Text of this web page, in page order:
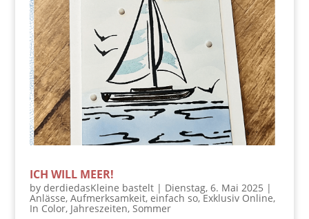
ICH WILL MEER!
by derdiedasKleine bastelt| Dienstag, 6. Mai 2025 |
Anlässe, Aufmerksamkeit, einfach so,Exklusiv Online,
In Color, Jahreszeiten, Sommer